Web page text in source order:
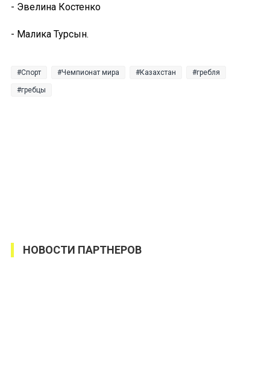
- Эвелина Костенко
- Малика Турсын.
Спорт Чемпионат мира Казахстан гребля
гребцы
НОВОСТИ ПАРТНЕРОВ